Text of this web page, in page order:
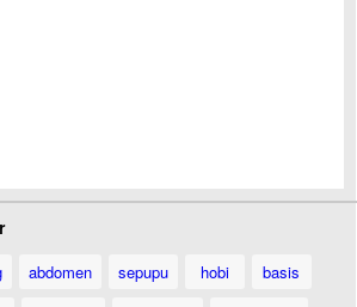
abdomen sepupu hobi
basis